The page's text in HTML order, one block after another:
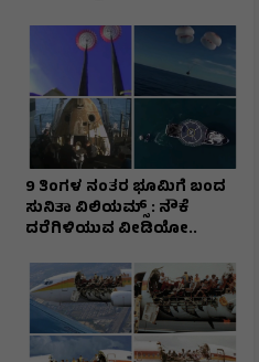
9 ತಿಂಗಳ ನಂತರ ಭೂಮಿಗೆ ಬಂದ
ಸುನಿತಾ ವಿಲಿಯಮ್ಸ್ : ನೌಕೆ
ದರೆಗಿಳಿಯುವ ವೀಡಿಯೋ..